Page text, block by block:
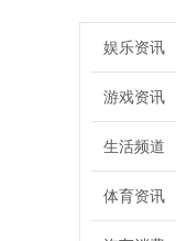
娱乐资讯
游戏资讯
生活频道
体育资讯